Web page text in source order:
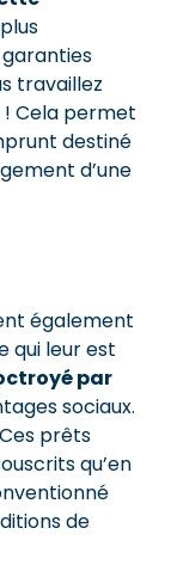
travaillez
Cela permet
destiné
d’une
également
qui leur est
par
sociaux.
prêts
qu’en
de